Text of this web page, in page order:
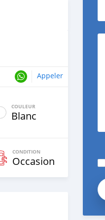
Appeler
COULEUR
Blanc
CONDITION
Occasion